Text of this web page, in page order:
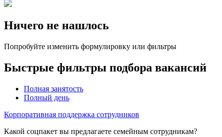
Ничего не нашлось
Попробуйте изменить формулировку или фильтры
Быстрые фильтры подбора вакансий
Полная занятость
Полный день
Корпоративная поддержка сотрудников
Какой соцпакет вы предлагаете семейным сотрудникам?